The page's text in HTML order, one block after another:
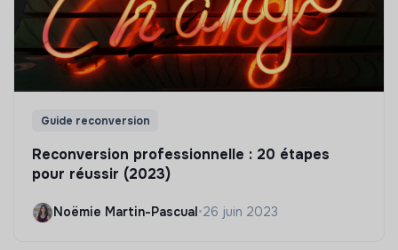
Guide reconversion
Reconversion professionnelle : 20 étapes
pour réussir (2023)
Noëmie Martin-Pascual •26 juin 2023